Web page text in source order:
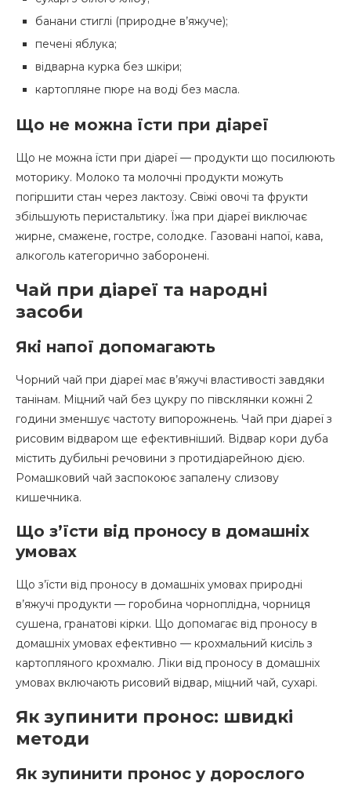
банани стиглі (природне в’яжуче);
печені яблука;
відварна курка без шкіри;
картопляне пюре на воді без масла.
Що не можна їсти при діареї
Що не можна їсти при діареї — продукти що посилюють
моторику. Молоко та молочні продукти можуть
погіршити стан через лактозу. Свіжі овочі та фрукти
збільшують перистальтику. Їжа при діареї виключає
жирне, смажене, гостре, солодке. Газовані напої, кава,
алкоголь категорично заборонені.
Чай при діареї та народні
засоби
Які напої допомагають
Чорний чай при діареї має в’яжучі властивості завдяки
танінам. Міцний чай без цукру по півсклянки кожні 2
години зменшує частоту випорожнень. Чай при діареї з
рисовим відваром ще ефективніший. Відвар кори дуба
містить дубильні речовини з протидіарейною дією.
Ромашковий чай заспокоює запалену слизову
кишечника.
Що з’їсти від проносу в домашніх
умовах
Що з’їсти від проносу в домашніх умовах природні
в’яжучі продукти — горобина чорноплідна, чорниця
сушена, гранатові кірки. Що допомагає від проносу в
домашніх умовах ефективно — крохмальний кисіль з
картопляного крохмалю. Ліки від проносу в домашніх
умовах включають рисовий відвар, міцний чай, сухарі.
Як зупинити пронос: швидкі
методи
Як зупинити пронос у дорослого